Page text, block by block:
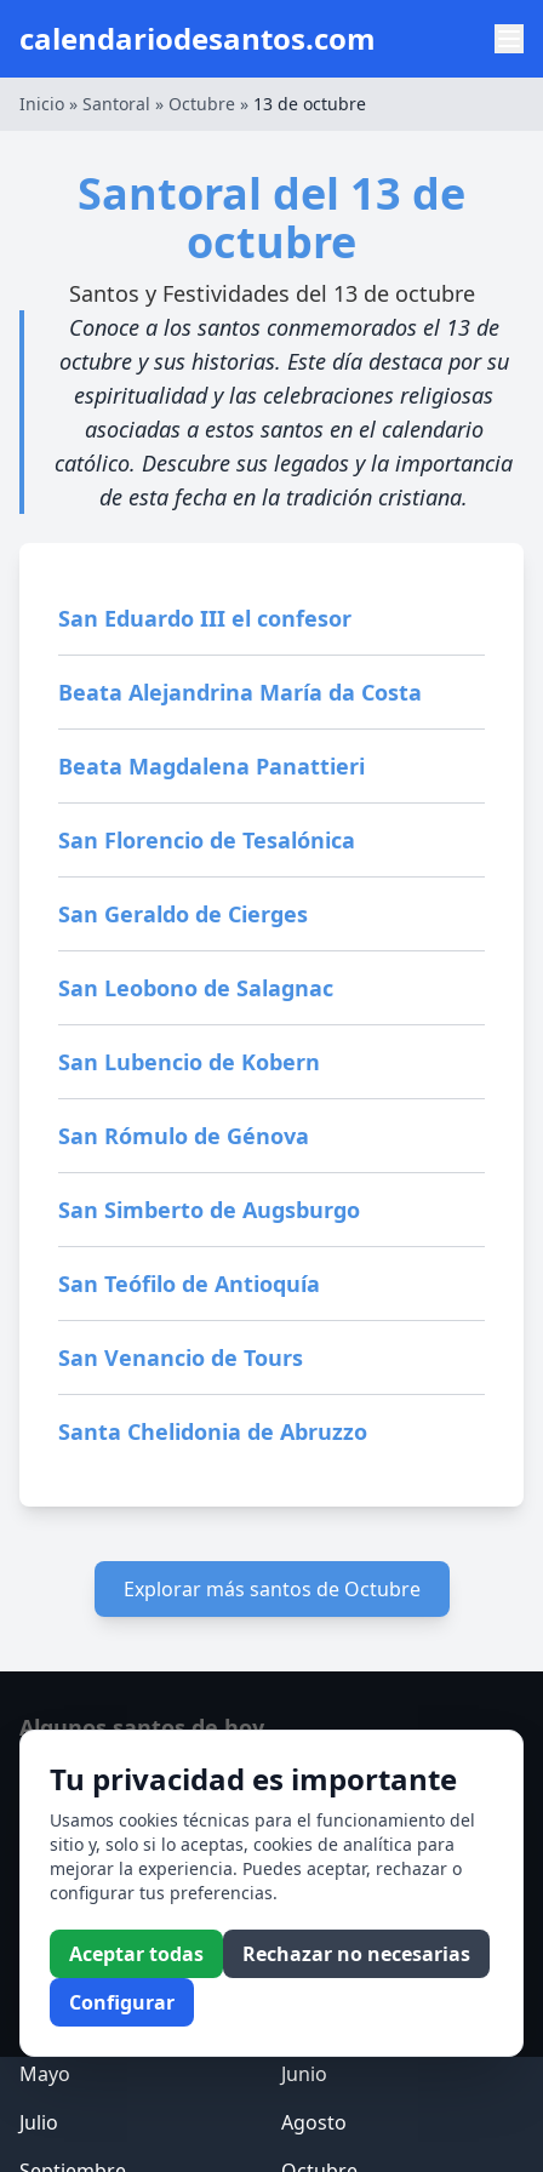
calendariodesantos.com
Inicio » Santoral » Octubre » 13 de octubre
Santoral del 13 de
octubre
Santos y Festividades del 13 de octubre
Conoce a los santos conmemorados el 13 de
octubre y sus historias. Este día destaca por su
espiritualidad y las celebraciones religiosas
asociadas a estos santos en el calendario
católico. Descubre sus legados y la importancia
de esta fecha en la tradición cristiana.
San Eduardo III el confesor
Beata Alejandrina María da Costa
Beata Magdalena Panattieri
San Florencio de Tesalónica
San Geraldo de Cierges
San Leobono de Salagnac
San Lubencio de Kobern
San Rómulo de Génova
San Simberto de Augsburgo
San Teófilo de Antioquía
San Venancio de Tours
Santa Chelidonia de Abruzzo
Explorar más santos de Octubre
Tu privacidad es importante
Usamos cookies técnicas para el funcionamiento del
sitio y, solo si lo aceptas, cookies de analítica para
mejorar la experiencia. Puedes aceptar, rechazar o
configurar tus preferencias.
Aceptar todas
Rechazar no necesarias
Configurar
Algunos santos de hoy
San Cayetano de Thiene
San Sixto II papa
Ver todos los santos de hoy
Acceso a los Meses
Enero
Febrero
Marzo
Mayo
Junio
Julio
Agosto